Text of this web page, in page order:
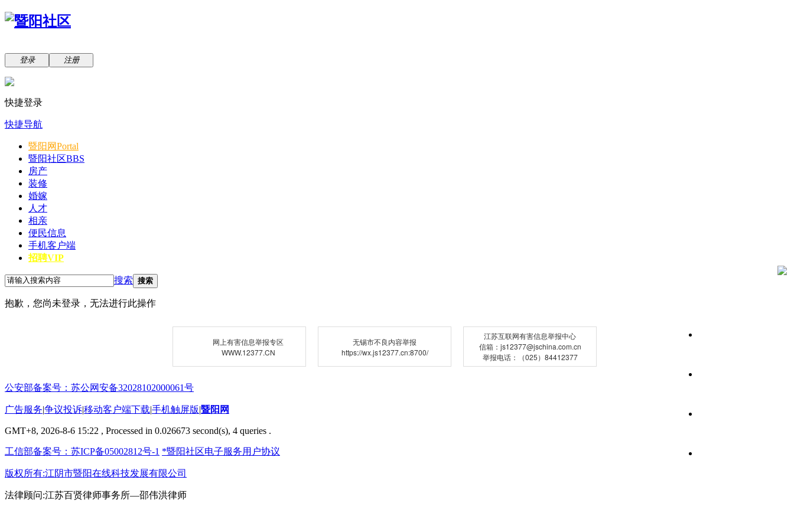
登录 注册
快捷登录
快捷导航
暨阳网Portal
暨阳社区BBS
房产
装修
婚嫁
人才
相亲
便民信息
手机客户端
招聘VIP
搜索 搜索
抱歉，您尚未登录，无法进行此操作
网上有害信息举报专区
WWW.12377.CN
无锡市不良内容举报
https://wx.js12377.cn:8700/
江苏互联网有害信息举报中心
信箱：js12377@jschina.com.cn
举报电话：（025）84412377
公安部备案号：苏公网安备32028102000061号
广告服务|争议投诉|移动客户端下载|手机触屏版|暨阳网
GMT+8, 2026-8-6 15:22 , Processed in 0.026673 second(s), 4 queries .
工信部备案号：苏ICP备05002812号-1 *暨阳社区电子服务用户协议
版权所有:江阴市暨阳在线科技发展有限公司
法律顾问:江苏百贤律师事务所—邵伟洪律师